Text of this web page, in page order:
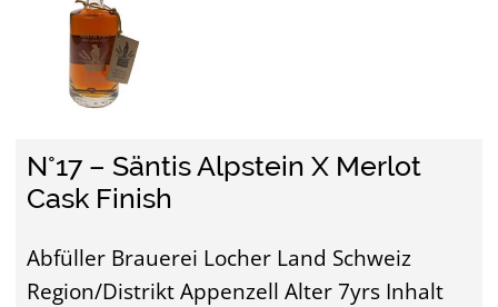
N°17 – Säntis Alpstein X Merlot
Cask Finish
Abfüller Brauerei Locher Land Schweiz
Region/Distrikt Appenzell Alter 7yrs Inhalt